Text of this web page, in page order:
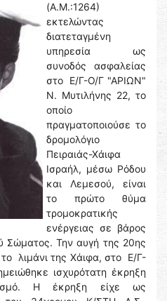
(Α.Μ.:1264)
εκτελώντας
διατεταγμένη
υπηρεσία ως
συνοδός ασφαλείας
στο Ε/Γ-Ο/Γ "ΑΡΙΩΝ"
Ν. Μυτιλήνης 22, το
οποίο
πραγματοποιούσε το
δρομολόγιο
Πειραιάς-Χάιφα
Ισραήλ, μέσω Ρόδου
και Λεμεσού, είναι
το πρώτο θύμα
τρομοκρατικής
ενέργειας σε βάρος
Σώματος. Την αυγή της 20ης
λιμάνι της Χάιφα, στο Ε/Γ-
ισχυρότατη έκρηξη
Η έκρηξη είχε ως